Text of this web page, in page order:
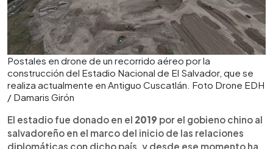
Postales en drone de un recorrido aéreo por la
construcción del Estadio Nacional de El Salvador, que se
realiza actualmente en Antiguo Cuscatlán. Foto Drone EDH
/ Damaris Girón
El estadio fue donado en el 2019 por el gobieno chino al
salvadoreño en el marco del inicio de las relaciones
diplomáticas con dicho país, y desde ese momento ha